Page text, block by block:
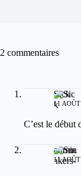
2 commentaires
Sick
11
C’est le début
admin
11